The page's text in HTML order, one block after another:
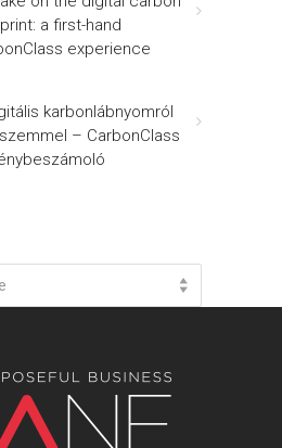
a first-hand
experience
karbonlábnyomról
– CarbonClass